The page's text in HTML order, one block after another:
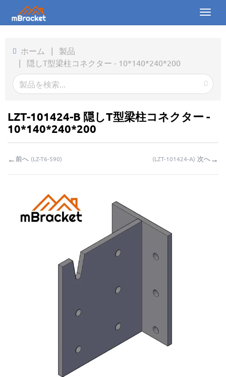
Toggle
製品
ニュース
写真
お問い合わせ
お問い合わせ
▼
ホーム | 製品
| 隠しT型梁柱コネクター - 10*140*240*200
LZT-101424-B 隠しT型梁柱コネクター -
10*140*240*200
←前へ (LZ-T6-590) (LZT-101424-A) 次へ→